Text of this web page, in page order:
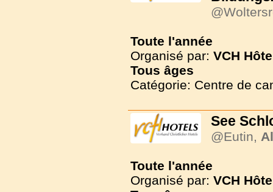
Toute l'année
Organisé par: VCH
Tous âges
Catégorie: Centre de
See
@Eutin,
Toute l'année
Organisé par: VCH